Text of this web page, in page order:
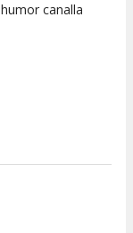
canalla